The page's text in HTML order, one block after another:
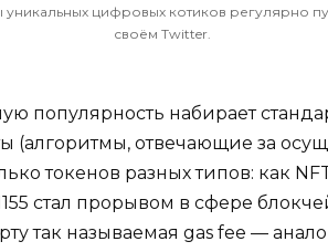
уникальных цифровых котиков регулярно
своём Twitter
популярность набирает
(алгоритмы, отвечающие за
токенов разных типов: как
стал прорывом в сфере
так называемая gas fee —